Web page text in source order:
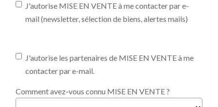
J'autorise MISE EN VENTE à me contacter par e-
mail (newsletter, sélection de biens, alertes mails)
J'autorise les partenaires de MISE EN VENTE à me
contacter par e-mail.
Comment avez-vous connu MISE EN VENTE ?